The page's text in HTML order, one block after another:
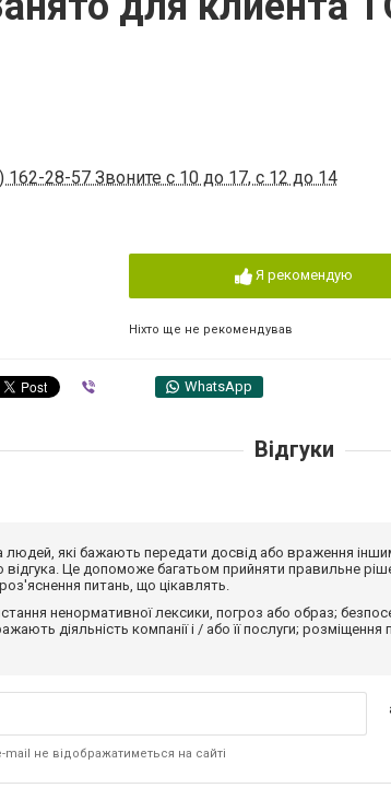
162-28-57 Звоните с 10 до 17, с 12 до 14
Я рекомендую
Ніхто ще не рекомендував
WhatsApp
Відгуки
людей, які бажають передати досвід або враження
Це допоможе багатьом прийняти правильне
питань, що цікавлять.
ненормативної лексики, погроз або образ;
діяльність компанії і / або її послуги;
mail не відображатиметься на сайті